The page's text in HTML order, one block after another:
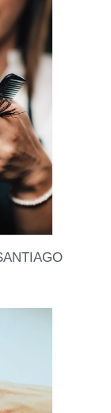
pidieran
sobre este
tan